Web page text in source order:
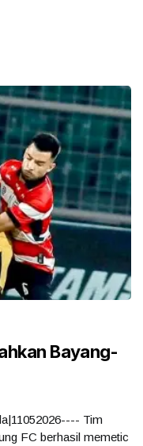
Bayang-
Tim
FC berhasil memetic